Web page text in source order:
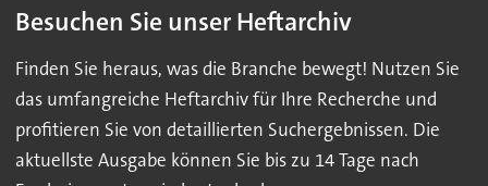
Besuchen Sie unser Heftarchiv
Finden Sie heraus, was die Branche bewegt! Nutzen Sie
das umfangreiche Heftarchiv für Ihre Recherche und
profitieren Sie von detaillierten Suchergebnissen. Die
aktuellste Ausgabe können Sie bis zu 14 Tage nach